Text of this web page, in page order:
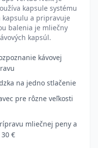
kapsule systému
kapsulu a pripravuje
balenia je mliečny
kapsúl.
kávovej
na jedno stlačenie
pre rôzne veľkosti
mliečnej peny a
€